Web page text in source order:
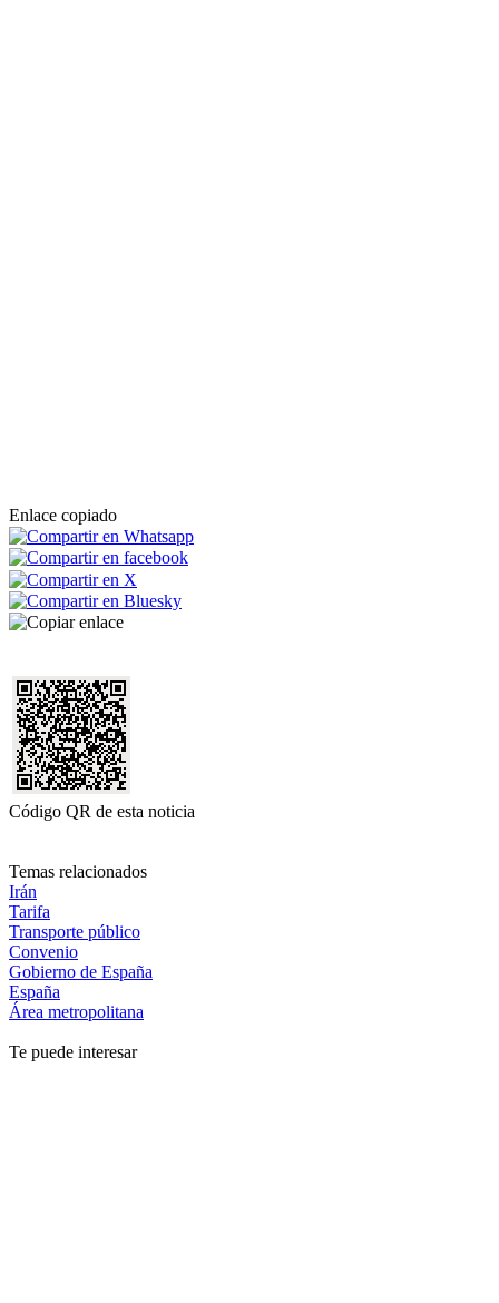
Enlace copiado
Código QR de esta noticia
Temas relacionados
Irán
Tarifa
Transporte público
Convenio
Gobierno de España
España
Área metropolitana
Te puede interesar